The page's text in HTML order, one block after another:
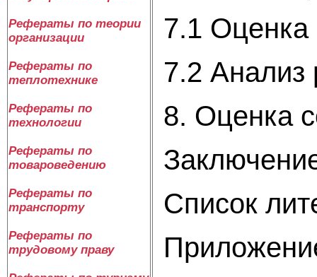
Рефераты по теории
организации
Рефераты по
теплотехнике
Рефераты по
технологии
Рефераты по
товароведению
Рефераты по
транспорту
Рефераты по
трудовому праву
7.1
7.2 Анализ
8. Оценка
Список